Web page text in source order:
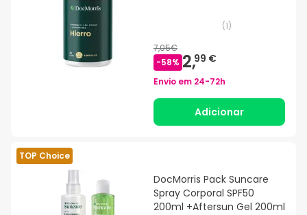
(1)
7,05€
-58% 2,99 €
Envio em 24-72h
Adicionar
TOP Choice
DocMorris Pack Suncare
Spray Corporal SPF50
200ml +Aftersun Gel 200ml